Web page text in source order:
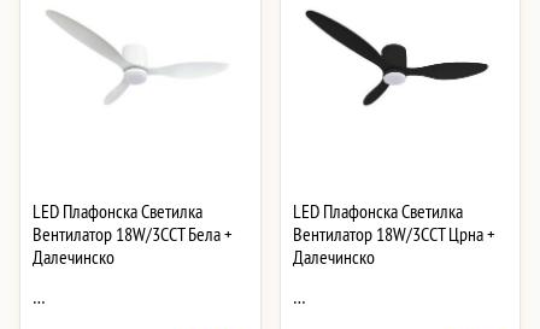
LED Плафонска Светилка
Вентилатор 18W/3CCT Бела +
Далечинско
…
LED Плафонска Светилка
Вентилатор 18W/3CCT Црна +
Далечинско
…